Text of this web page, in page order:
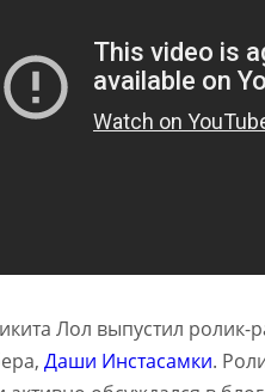
Лол выпустил
Даши Инстасамки.